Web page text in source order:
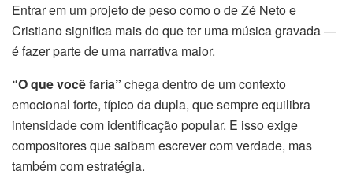
Entrar em um projeto de peso como o de Zé Neto e
Cristiano significa mais do que ter uma música gravada —
é fazer parte de uma narrativa maior.
“O que você faria” chega dentro de um contexto
emocional forte, típico da dupla, que sempre equilibra
intensidade com identificação popular. E isso exige
compositores que saibam escrever com verdade, mas
também com estratégia.